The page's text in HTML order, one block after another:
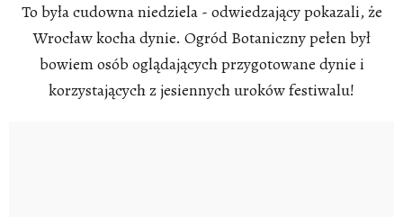
To była cudowna niedziela - odwiedzający pokazali, że
Wrocław kocha dynie. Ogród Botaniczny pełen był
bowiem osób oglądających przygotowane dynie i
korzystających z jesiennych uroków festiwalu!